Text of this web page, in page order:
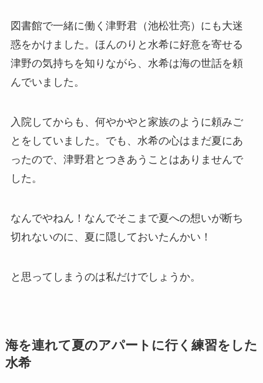
図書館で一緒に働く津野君（池松壮亮）にも大迷
惑をかけました。ほんのりと水希に好意を寄せる
津野の気持ちを知りながら、水希は海の世話を頼
んでいました。
入院してからも、何やかやと家族のように頼みご
とをしていました。でも、水希の心はまだ夏にあ
ったので、津野君とつきあうことはありませんで
した。
なんでやねん！なんでそこまで夏への想いが断ち
切れないのに、夏に隠しておいたんかい！
と思ってしまうのは私だけでしょうか。
海を連れて夏のアパートに行く練習をした
水希